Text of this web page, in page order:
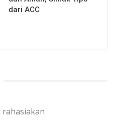
dari ACC
rahasiakan